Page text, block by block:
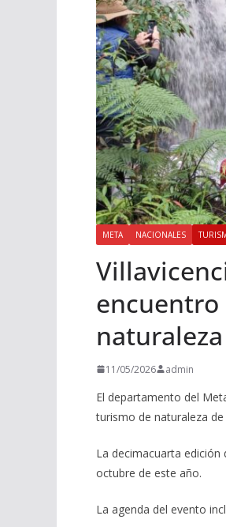
META NACIONALES
naturaleza
11/05/2026 admin
El departamento del
turismo de naturaleza de
La decimacuarta edición
octubre de este año.
La agenda del evento